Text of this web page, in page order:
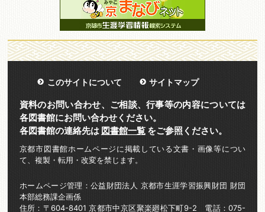
このサイトについて サイトマップ
資料のお問い合わせ、ご相談、行事等の内容については
各図書館にお問い合わせください。
各図書館の連絡先は 図書館一覧をご参照ください。
京都市図書館ホームページに掲載している文書・画像等につい
て、複製・転用・改変を禁じます。
ホームページ管理：公益財団法人 京都市生涯学習振興財団 財団
本部総務課企画係
住所：〒604-8401 京都市中京区聚楽廻松下町9-2 電話：075-